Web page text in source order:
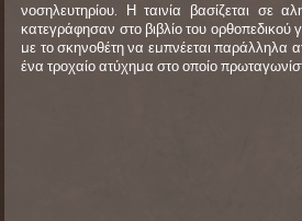
νοσηλευτηρίου. Η ταινία βασίζεται σε
κατεγράφησαν στο βιβλίο του ορθοπεδικού
με το σκηνοθέτη να εμπνέεται παράλληλα
ένα τροχαίο ατύχημα στο οποίο